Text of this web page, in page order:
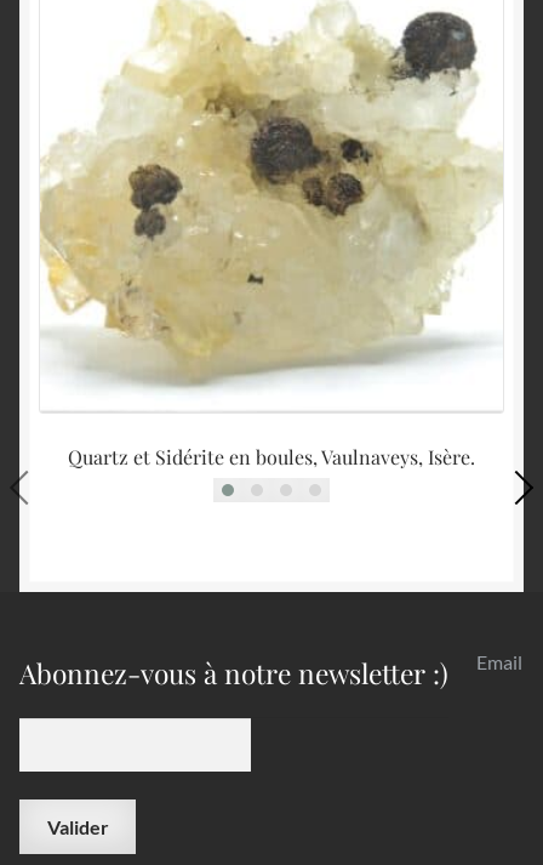
Quartz et Sidérite en boules, Vaulnaveys, Isère.
Abonnez-vous à notre newsletter :) Email